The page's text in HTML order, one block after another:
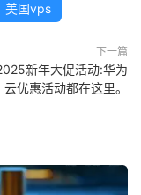
美国vps
下一篇
新年大促活动:华为
云优惠活动都在这里。